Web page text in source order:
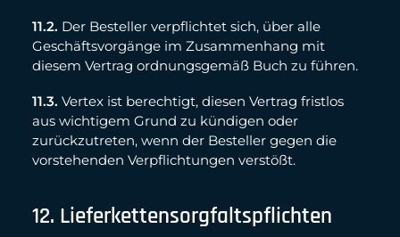
11.2. Der Besteller verpflichtet sich, über alle
Geschäftsvorgänge im Zusammenhang mit
diesem Vertrag ordnungsgemäß Buch zu führen.
11.3. Vertex ist berechtigt, diesen Vertrag fristlos
aus wichtigem Grund zu kündigen oder
zurückzutreten, wenn der Besteller gegen die
vorstehenden Verpflichtungen verstößt.
12. Lieferkettensorgfaltspflichten